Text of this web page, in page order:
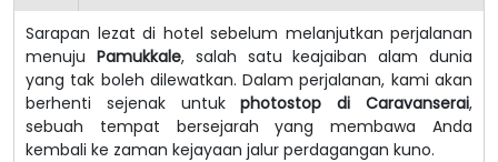
Sarapan lezat di hotel sebelum melanjutkan perjalanan
menuju Pamukkale, salah satu keajaiban alam dunia
yang tak boleh dilewatkan. Dalam perjalanan, kami akan
berhenti sejenak untukphotostop di Caravanserai,
sebuah tempat bersejarah yang membawa Anda
kembali ke zaman kejayaan jalur perdagangan kuno.